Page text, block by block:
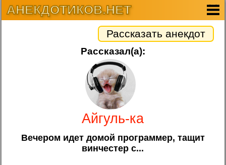
АНЕКДОТИКОВ.НЕТ
Рассказать анекдот
Рассказал(а):
Айгуль-ка
Вечером идет домой программер, тащит
винчестер с...